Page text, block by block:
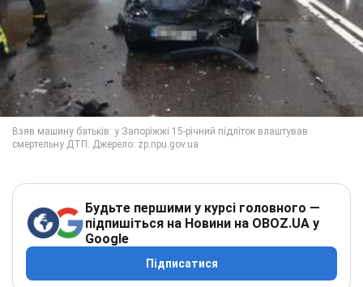
Будьте першими у курсі головного —
підпишіться на Новини на OBOZ.UA у
Google
Підписатися